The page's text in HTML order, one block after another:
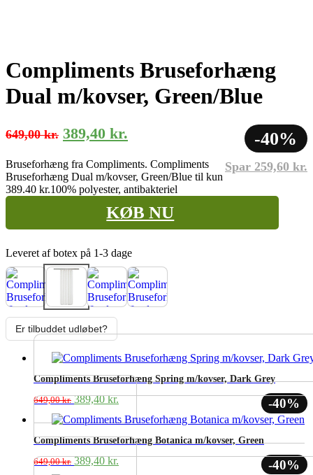
Compliments Bruseforhæng
Dual m/kovser, Green/Blue
649,00kr. Den
pris
var:
649,00 kr..
389,40 kr.
pris
er:
389,40 kr..
-40%
Spar 259,60 kr.
Bruseforhæng fra Compliments. Compliments
Bruseforhæng Dual m/kovser, Green/Blue til kun
389.40 kr.100% polyester, antibakteriel
KØB NU
Leveret af botex på 1-3 dage
Er tilbuddet udløbet?
Compliments Bruseforhæng Spring m/kovser, Dark Grey
649,00kr. Den
pris
var:
649,00 kr..
389,40kr.Den
pris
er:
389,40 kr..
-40%
Compliments Bruseforhæng Botanica m/kovser, Green
649,00kr. Den
389,40kr.Den
-40%